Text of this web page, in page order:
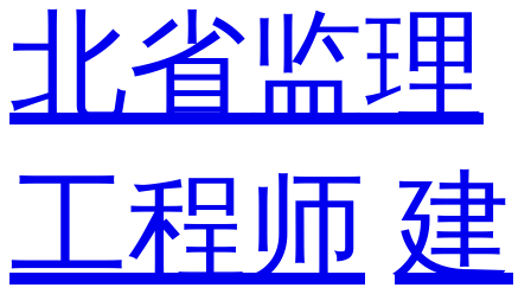
北省监理
工程师 建